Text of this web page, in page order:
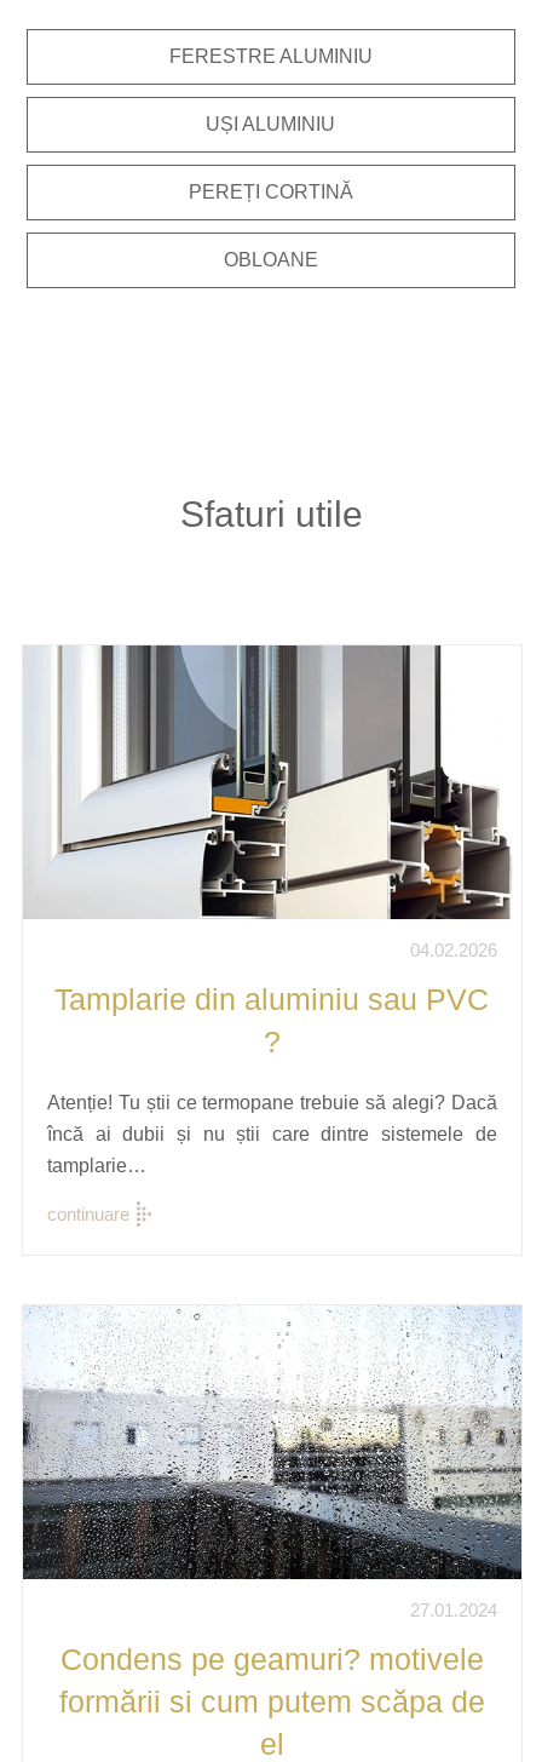
FERESTRE ALUMINIU
UȘI ALUMINIU
PEREȚI CORTINĂ
OBLOANE
Sfaturi utile
04.02.2026
Tamplarie din aluminiu sau PVC
?
Atenție! Tu știi ce termopane trebuie să alegi? Dacă
încă ai dubii și nu știi care dintre sistemele de
tamplarie…
continuare
27.01.2024
Condens pe geamuri? motivele
formării si cum putem scăpa de
el